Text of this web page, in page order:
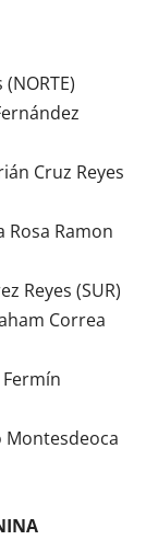
Cruz Reyes
Rosa Ramon
Reyes (SUR)
Correa
Fermín
Montesdeoca